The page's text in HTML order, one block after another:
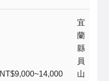
NT$9,000~14,000
宜
蘭
縣
員
山